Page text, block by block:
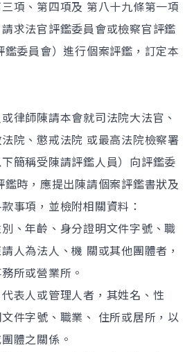
項、第四項及 第八十九條第一項
求法官評鑑委員會或檢察官評鑑
委員會）進行個案評鑑，訂定本
律師陳請本會就司法院大法官、
院、懲戒法院 或最高法院檢察署
簡稱受陳請評鑑人員）向評鑑委
鑑時，應提出陳請個案評鑑書狀及
事項，並檢附相關資料：
、年齡、身分證明文件字號、職
人為法人、機 關或其他團體者，
所或營業所。
表人或管理人者，其姓名、性
件字號、職業、 住所或居所，以
體之關係。